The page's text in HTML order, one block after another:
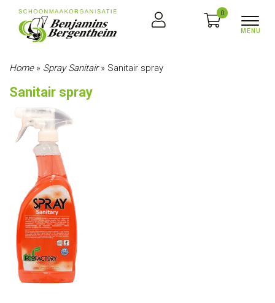
0
Home» Spray Sanitair» Sanitair spray
Sanitair spray